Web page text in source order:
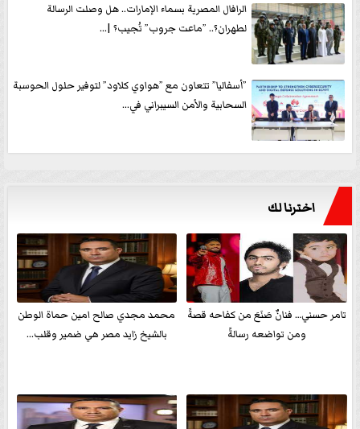
الرافال المصرية بسماء الإمارات.. هل وصلت الرسالة
لطهران؟.. ”ماعت جروب” تُجيب؟ |...
”أسفاليا” تتعاون مع ”هواوي كلاود” لتوفير حلول الحوسبة
السحابية والأمن السيبراني في...
اخترنا لك
تامر حسني… فنانٌ صَنَعَ من كفاحه قصةً
ومن تواضعه رسالةً
محمد مجدي صالح امين حماة الوطن
بالشيخ زايد مصر هي ضمير وقلب...